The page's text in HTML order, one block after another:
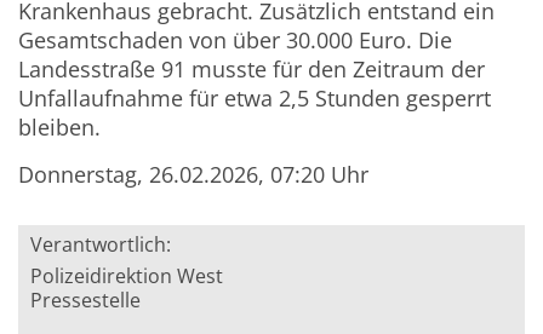
Krankenhaus gebracht. Zusätzlich entstand ein
Gesamtschaden von über 30.000 Euro. Die
Landesstraße 91 musste für den Zeitraum der
Unfallaufnahme für etwa 2,5 Stunden gesperrt
bleiben.
Donnerstag, 26.02.2026, 07:20 Uhr
Verantwortlich:
Polizeidirektion West
Pressestelle